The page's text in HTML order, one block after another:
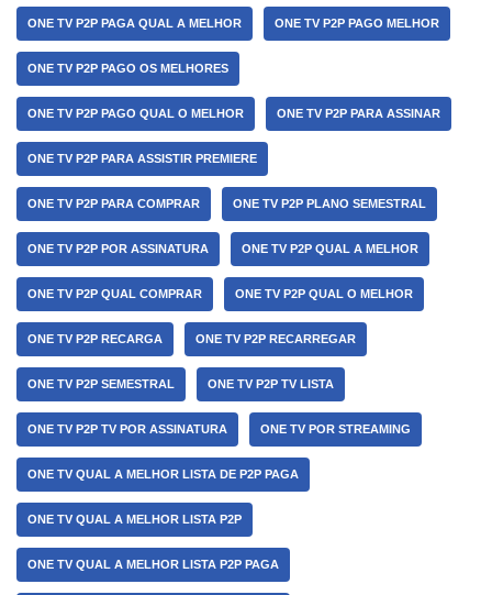
ONE TV P2P PAGA QUAL A MELHOR ONE TV P2P PAGO MELHOR
ONE TV P2P PAGO OS MELHORES
ONE TV P2P PAGO QUAL O MELHOR ONE TV P2P PARA ASSINAR
ONE TV P2P PARA ASSISTIR PREMIERE
ONE TV P2P PARA COMPRAR ONE TV P2P PLANO SEMESTRAL
ONE TV P2P POR ASSINATURA ONE TV P2P QUAL A MELHOR
ONE TV P2P QUAL COMPRAR ONE TV P2P QUAL O MELHOR
ONE TV P2P RECARGA ONE TV P2P RECARREGAR
ONE TV P2P SEMESTRAL ONE TV P2P TV LISTA
ONE TV P2P TV POR ASSINATURA ONE TV POR STREAMING
ONE TV QUAL A MELHOR LISTA DE P2P PAGA
ONE TV QUAL A MELHOR LISTA P2P
ONE TV QUAL A MELHOR LISTA P2P PAGA